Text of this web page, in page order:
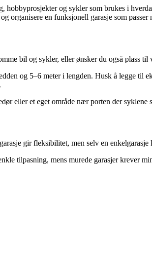
hobbyprosjekter og sykler som brukes i
organisere en funksjonell garasje som passer
bil og sykler, eller ønsker du også plass til
og 5–6 meter i lengden. Husk å legge til
eller et eget område nær porten der syklene
gir fleksibilitet, men selv en
tilpasning, mens murede garasjer krever